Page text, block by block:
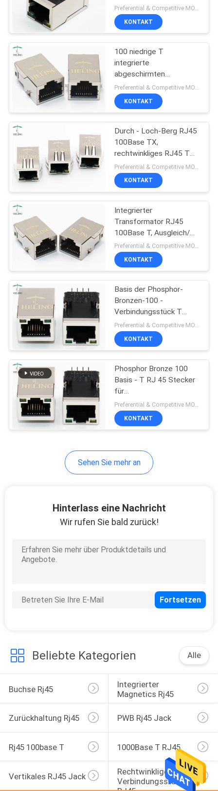
1000Base T RJ45
Vertikales RJ45
Jack
22
Rechtwinkliges
Verbindungsstück
RJ45
Einzelner Hafen
RJ45
Verbindungsstücke
Verbindungsstück
rj45 durch
Lochverbindungsstück
20
Verbindungsstück RJ45
mit Magnetics
KONTAKT
100 niedrige T
integrierte
abgeschirmten
rechtwinkligen
Seiteneintritt des
Magnetics-RJ45
KONTAKT
Durch - Loch-Berg RJ45
100Base TX,
rechtwinkliges RJ45 T
Verbindungsstück des
integrierten Magnetics-
KONTAKT
Integrierter
Transformator RJ45
100Base T, Ausgleich/
Überhänge Stecker
PWBs RJ45
Preferential & Competitive MOQ:3000
KONTAKT
Basis der Phosphor-
Bronzen-100 -
Verbindungsstück T
RJ45 für
Telekommunikationsgeräte
Preferential & Competitive MOQ:1000
KONTAKT
Phosphor Bronze 100
Basis - T RJ 45 Stecker
für
Kommunikationsgeräte
KONTAKT
Sehen Sie mehr an
Hinterlass eine Nachricht
Wir rufen Sie bald zurück!
Beliebte Kategorien Alle
Buchse Rj45
Integrierter
Magnetics Rj45
Zurückhaltung Rj45 PWB Rj45 Jack
Rj45 100base T 1000Base T RJ45
Vertikales RJ45 Jack
Rechtwinkliges
Verbindungsstück